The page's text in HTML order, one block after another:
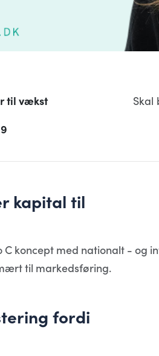
til vækst Skal
kapital til
koncept med nationalt - og
til markedsføring.
fordi